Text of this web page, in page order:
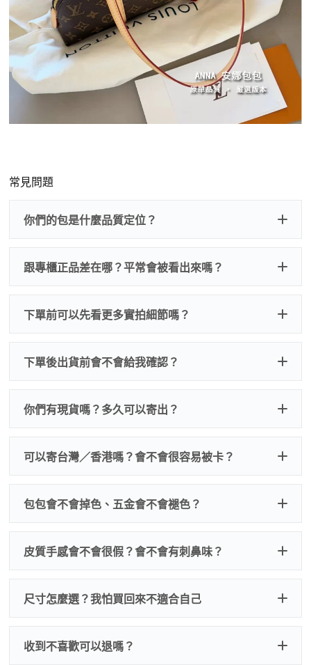
常見問題
你們的包是什麼品質定位？
跟專櫃正品差在哪？平常會被看出來嗎？
下單前可以先看更多實拍細節嗎？
下單後出貨前會不會給我確認？
會。一般情況下，下單後會安排實拍照片／影片
給你確認，確認外觀與細節沒問題再發貨。這樣
你們有現貨嗎？多久可以寄出？
可以寄台灣／香港嗎？會不會很容易被卡？
包包會不會掉色、五金會不會褪色？
皮質手感會不會很假？會不會有刺鼻味？
尺寸怎麼選？我怕買回來不適合自己
收到不喜歡可以退嗎？